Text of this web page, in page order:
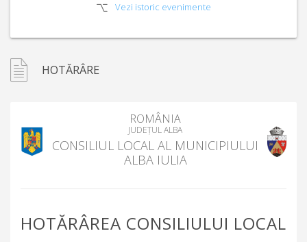
Vezi istoric evenimente
HOTĂRÂRE
ROMÂNIA
JUDEȚUL ALBA
CONSILIUL LOCAL AL MUNICIPIULUI
ALBA IULIA
HOTĂRÂREA CONSILIULUI LOCAL